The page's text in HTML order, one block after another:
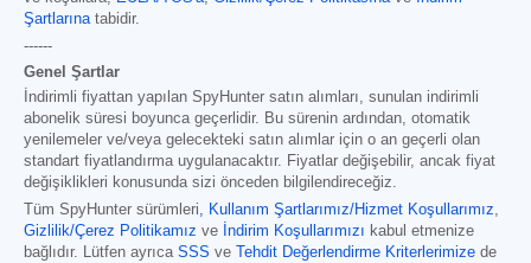
Şartlarınatabidir.
------
Genel Şartlar
İndirimli fiyattan yapılan SpyHunter satın alımları, sunulan indirimli
abonelik süresi boyunca geçerlidir. Bu sürenin ardından, otomatik
yenilemeler ve/veya gelecekteki satın alımlar için o an geçerli olan
standart fiyatlandırma uygulanacaktır. Fiyatlar değişebilir, ancak fiyat
değişiklikleri konusunda sizi önceden bilgilendireceğiz.
Tüm SpyHunter sürümleri, Kullanım Şartlarımız/Hizmet Koşullarımız,
Gizlilik/Çerez Politikamız ve İndirim Koşullarımızı kabul etmenize
bağlıdır. Lütfen ayrıca SSS ve Tehdit Değerlendirme Kriterlerimize de